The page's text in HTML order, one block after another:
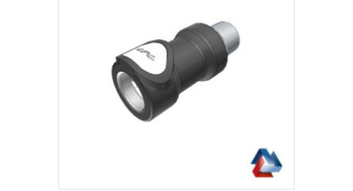
WEITERLESEN